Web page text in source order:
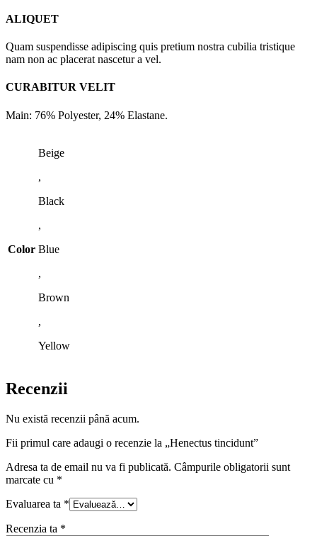
ALIQUET
Quam suspendisse adipiscing quis pretium nostra cubilia tristique
nam non ac placerat nascetur a vel.
CURABITUR VELIT
Main: 76% Polyester, 24% Elastane.
Color
Beige
,
Black
,
Blue
,
Brown
,
Yellow
Recenzii
Nu există recenzii până acum.
Fii primul care adaugi o recenzie la „Henectus tincidunt”
Adresa ta de email nu va fi publicată. Câmpurile obligatorii sunt
marcate cu *
Evaluarea ta *
Recenzia ta *